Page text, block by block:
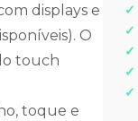
displays e
O
touch
toque e